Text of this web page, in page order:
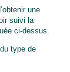
une
suivi la
ci-dessus.
type de